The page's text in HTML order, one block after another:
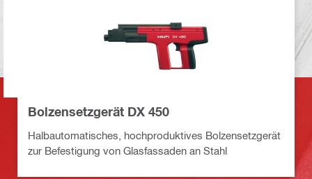
Bolzensetzgerät DX 450
Halbautomatisches, hochproduktives Bolzensetzgerät
zur Befestigung von Glasfassaden an Stahl